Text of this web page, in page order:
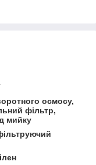
осмосу,
фільтр,
мийку